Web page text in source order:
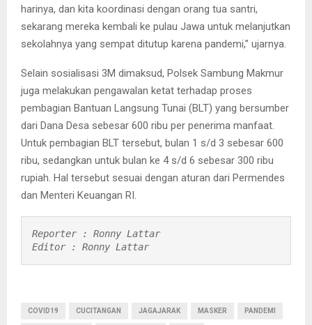
harinya, dan kita koordinasi dengan orang tua santri,
sekarang mereka kembali ke pulau Jawa untuk melanjutkan
sekolahnya yang sempat ditutup karena pandemi,” ujarnya.
Selain sosialisasi 3M dimaksud, Polsek Sambung Makmur
juga melakukan pengawalan ketat terhadap proses
pembagian Bantuan Langsung Tunai (BLT) yang bersumber
dari Dana Desa sebesar 600 ribu per penerima manfaat.
Untuk pembagian BLT tersebut, bulan 1 s/d 3 sebesar 600
ribu, sedangkan untuk bulan ke 4 s/d 6 sebesar 300 ribu
rupiah. Hal tersebut sesuai dengan aturan dari Permendes
dan Menteri Keuangan RI.
Reporter : Ronny Lattar
Editor : Ronny Lattar
COVID19 CUCITANGAN JAGAJARAK MASKER PANDEMI